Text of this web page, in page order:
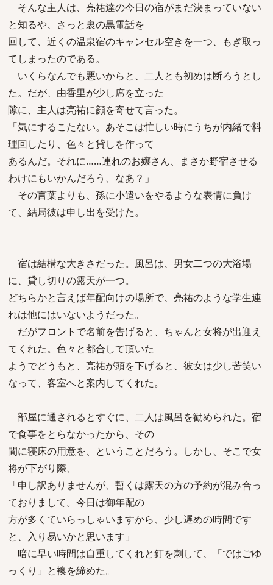
そんな主人は、亮祐達の今日の宿がまだ決まっていない
と知るや、さっと裏の黒電話を
回して、近くの温泉宿のキャンセル空きを一つ、もぎ取っ
てしまったのである。
いくらなんでも悪いからと、二人とも初めは断ろうとし
た。だが、由香里が少し席を立った
隙に、主人は亮祐に顔を寄せて言った。
「気にするこたない。あそこは忙しい時にうちが内緒で料
理回したり、色々と貸しを作って
あるんだ。それに……連れのお嬢さん、まさか野宿させる
わけにもいかんだろう、なあ？」
その言葉よりも、孫に小遣いをやるような表情に負け
て、結局彼は申し出を受けた。
宿は結構な大きさだった。風呂は、男女二つの大浴場
に、貸し切りの露天が一つ。
どちらかと言えば年配向けの場所で、亮祐のような学生連
れは他にはいないようだった。
だがフロントで名前を告げると、ちゃんと女将が出迎え
てくれた。色々と都合して頂いた
ようでどうもと、亮祐が頭を下げると、彼女は少し苦笑い
なって、客室へと案内してくれた。
部屋に通されるとすぐに、二人は風呂を勧められた。宿
で食事をとらなかったから、その
間に寝床の用意を、ということだろう。しかし、そこで女
将が下がり際、
「申し訳ありませんが、暫くは露天の方の予約が混み合っ
ておりまして。今日は御年配の
方が多くていらっしゃいますから、少し遅めの時間です
と、入り易いかと思います」
暗に早い時間は自重してくれと釘を刺して、「ではごゆ
っくり」と襖を締めた。